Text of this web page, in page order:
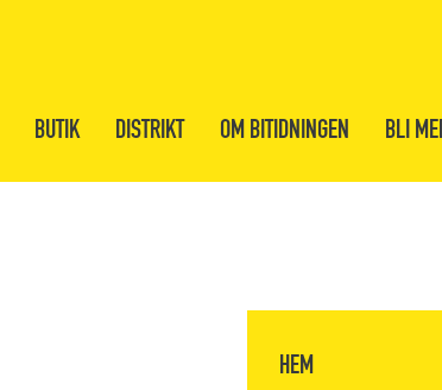
BUTIK DISTRIKT OM BITIDNINGEN BLI
HEM